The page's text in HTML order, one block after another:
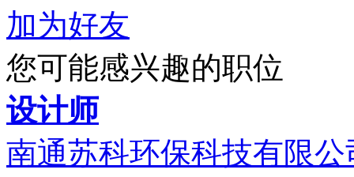
加为好友
您可能感兴趣的职位
设计师
南通苏科环保科技有限公